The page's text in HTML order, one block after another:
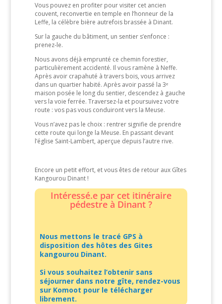
Vous pouvez en profiter pour visiter cet ancien
couvent, reconvertie en temple en l’honneur de la
Leffe, la célèbre bière autrefois brassée à Dinant.
Sur la gauche du bâtiment, un sentier s’enfonce :
prenez-le.
Nous avons déjà emprunté ce chemin forestier,
particulièrement accidenté. Il vous ramène à Neffe.
Après avoir crapahuté à travers bois, vous arrivez
dans un quartier habité. Après avoir passé la 3ᵉ
maison posée le long du sentier, descendez à gauche
vers la voie ferrée. Traversez-la et poursuivez votre
route : vos pas vous conduiront vers la Meuse.
Vous n’avez pas le choix : rentrer signifie de prendre
cette route qui longe la Meuse. En passant devant
l’église Saint-Lambert, aperçue depuis l’autre rive.
Encore un petit effort, et vous êtes de retour aux Gîtes
Kangourou Dinant !
Intéressé.e par cet itinéraire
pédestre à Dinant ?
Nous mettons le tracé GPS à
disposition des hôtes des Gites
kangourou Dinant.
Si vous souhaitez l’obtenir sans
séjourner dans notre gîte, rendez-vous
sur Komoot pour le télécharger
librement.